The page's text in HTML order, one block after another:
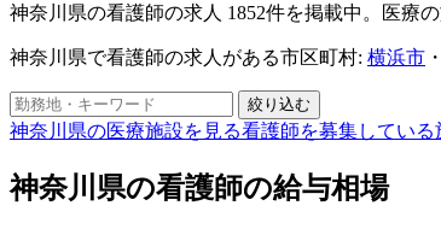
神奈川県の看護師の求人 1852件を掲載中。医療
神奈川県で看護師の求人がある市区町村: 横浜市 ・
絞り込む
神奈川県の医療施設を見る看護師を募集している
神奈川県の看護師の給与相場